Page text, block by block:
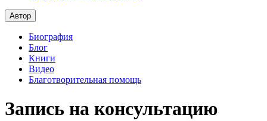
Автор
Биография
Блог
Книги
Видео
Благотворительная помощь
Запись на консультацию